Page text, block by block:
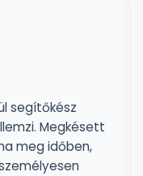
segítőkész
Megkésett
meg időben,